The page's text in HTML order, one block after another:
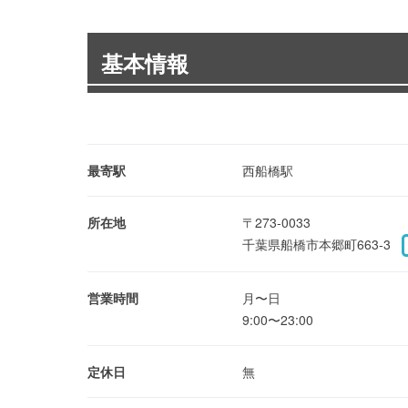
基本情報
最寄駅 西船橋駅
所在地
〒273-0033
千葉県船橋市本郷町663-3
営業時間
月〜日
9:00〜23:00
定休日 無